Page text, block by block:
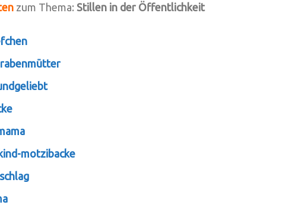
zum Thema: Stillen in der Öffentlichkeit
motzibacke